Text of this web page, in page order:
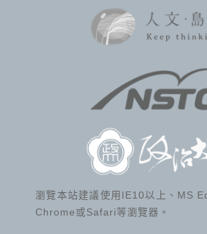
瀏覽本站建議使用IE10以上、MS
Chrome或Safari等瀏覽器。